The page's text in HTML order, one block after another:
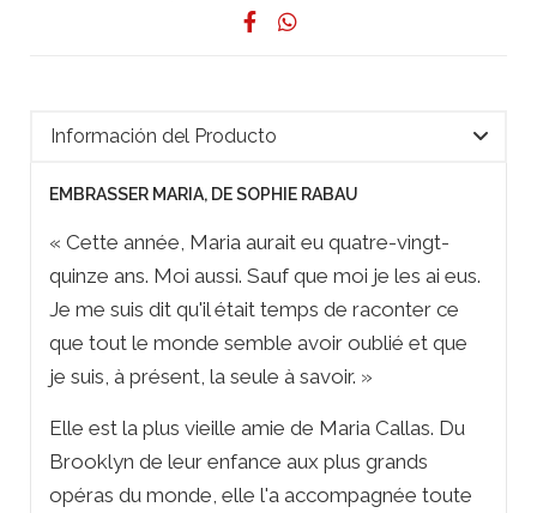
Información del Producto
EMBRASSER MARIA, DE SOPHIE RABAU
« Cette année, Maria aurait eu quatre-vingt-
quinze ans. Moi aussi. Sauf que moi je les ai eus.
Je me suis dit qu'il était temps de raconter ce
que tout le monde semble avoir oublié et que
je suis, à présent, la seule à savoir. »
Elle est la plus vieille amie de Maria Callas. Du
Brooklyn de leur enfance aux plus grands
opéras du monde, elle l'a accompagnée toute